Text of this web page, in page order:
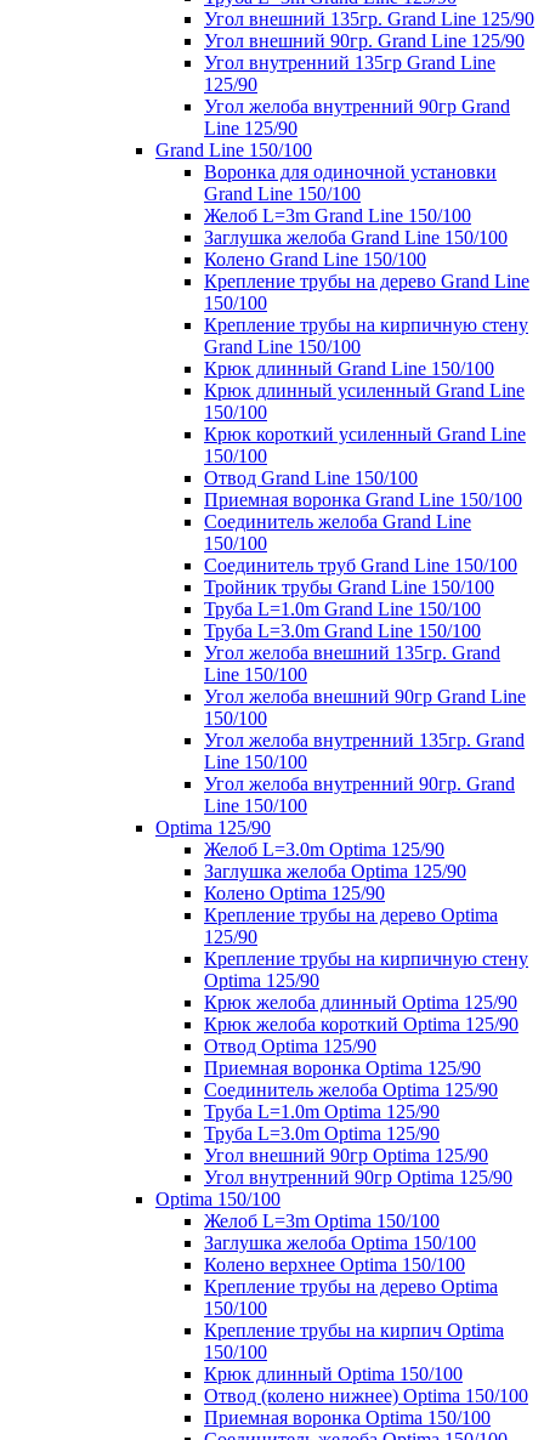
Угол внешний 135гр. Grand Line 125/90
Угол внешний 90гр. Grand Line 125/90
Угол внутренний 135гр Grand Line
125/90
Угол желоба внутренний 90гр Grand
Line 125/90
Grand Line 150/100
Воронка для одиночной установки
Grand Line 150/100
Желоб L=3m Grand Line 150/100
Заглушка желоба Grand Line 150/100
Колено Grand Line 150/100
Крепление трубы на дерево Grand Line
150/100
Крепление трубы на кирпичную стену
Grand Line 150/100
Крюк длинный Grand Line 150/100
Крюк длинный усиленный Grand Line
150/100
Крюк короткий усиленный Grand Line
150/100
Отвод Grand Line 150/100
Приемная воронка Grand Line 150/100
Соединитель желоба Grand Line
150/100
Соединитель труб Grand Line 150/100
Тройник трубы Grand Line 150/100
Труба L=1.0m Grand Line 150/100
Труба L=3.0m Grand Line 150/100
Угол желоба внешний 135гр. Grand
Line 150/100
Угол желоба внешний 90гр Grand Line
150/100
Угол желоба внутренний 135гр. Grand
Line 150/100
Угол желоба внутренний 90гр. Grand
Line 150/100
Optima 125/90
Желоб L=3.0m Optima 125/90
Заглушка желоба Optima 125/90
Колено Optima 125/90
Крепление трубы на дерево Optima
125/90
Крепление трубы на кирпичную стену
Optima 125/90
Крюк желоба длинный Optima 125/90
Крюк желоба короткий Optima 125/90
Отвод Optima 125/90
Приемная воронка Optima 125/90
Соединитель желоба Optima 125/90
Труба L=1.0m Optima 125/90
Труба L=3.0m Optima 125/90
Угол внешний 90гр Optima 125/90
Угол внутренний 90гр Optima 125/90
Optima 150/100
Желоб L=3m Optima 150/100
Заглушка желоба Optima 150/100
Колено верхнее Optima 150/100
Крепление трубы на дерево Optima
150/100
Крепление трубы на кирпич Optima
150/100
Крюк длинный Optima 150/100
Отвод (колено нижнее) Optima 150/100
Приемная воронка Optima 150/100